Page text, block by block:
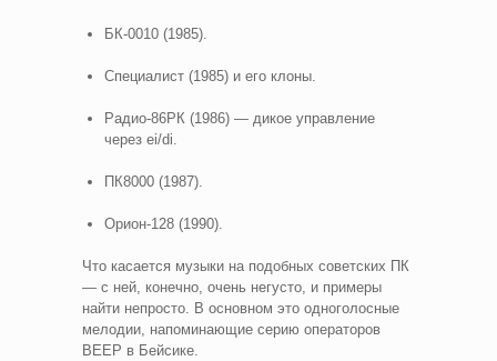
БК-0010 (1985).
Специалист (1985) и его клоны.
Радио-86РК (1986) — дикое управление
через ei/di.
ПК8000 (1987).
Орион-128 (1990).
Что касается музыки на подобных советских ПК
— с ней, конечно, очень негусто, и примеры
найти непросто. В основном это одноголосные
мелодии, напоминающие серию операторов
BEEP в Бейсике.